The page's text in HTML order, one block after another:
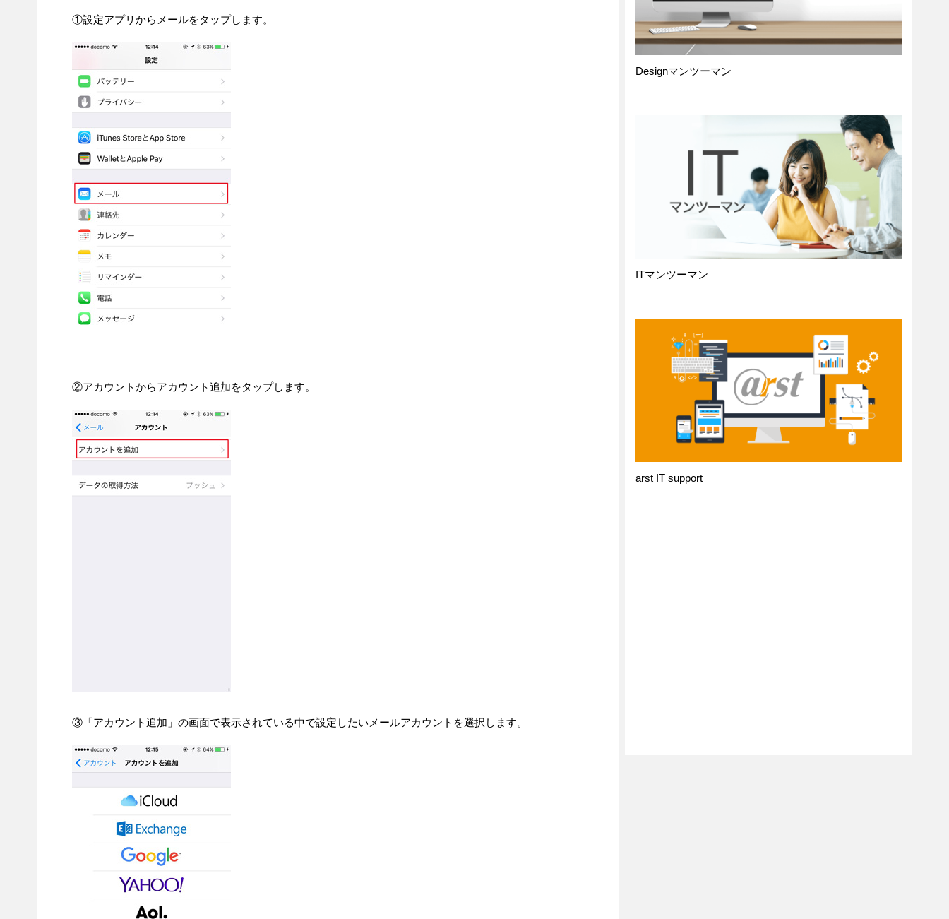
①設定アプリからメールをタップします。
②アカウントからアカウント追加をタップします。
③「アカウント追加」の画面で表示されている中で設定したいメールアカウントを選択します。
Designマンツーマン
ITマンツーマン
arst IT support